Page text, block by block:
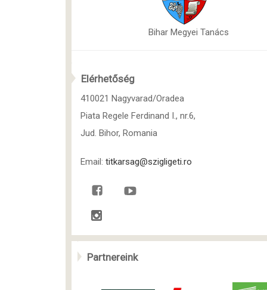
Bihar Megyei Tanács
Elérhetőség
410021 Nagyvarad/Oradea
Piata Regele Ferdinand I., nr.6,
Jud. Bihor, Romania
Email: titkarsag@szigligeti.ro
Partnereink